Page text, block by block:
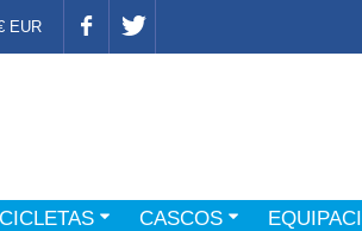
EUR
CASCOS